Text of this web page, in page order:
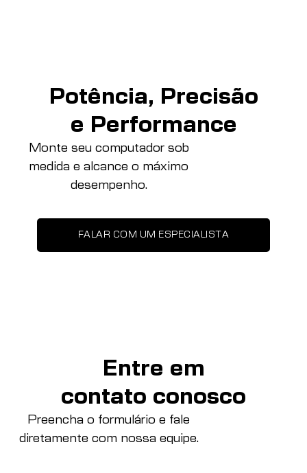
Potência, Precisão
e Performance
Monte seu computador sob
medida e alcance o máximo
desempenho.
FALAR COM UM ESPECIALISTA
Entre em
contato conosco
Preencha o formulário e fale
diretamente com nossa equipe.